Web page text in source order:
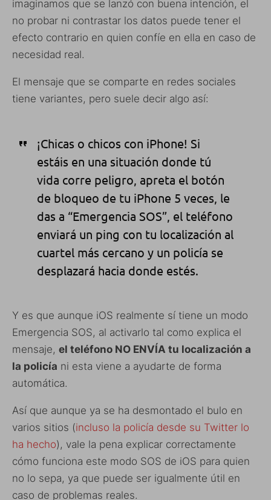
imaginamos que se lanzó con buena intención, el
no probar ni contrastar los datos puede tener el
efecto contrario en quien confíe en ella en caso de
necesidad real.
El mensaje que se comparte en redes sociales
tiene variantes, pero suele decir algo así:
¡Chicas o chicos con iPhone! Si
estáis en una situación donde tú
vida corre peligro, apreta el botón
de bloqueo de tu iPhone 5 veces, le
das a “Emergencia SOS”, el teléfono
enviará un ping con tu localización al
cuartel más cercano y un policía se
desplazará hacia donde estés.
Y es que aunque iOS realmente sí tiene un modo
Emergencia SOS, al activarlo tal como explica el
mensaje, el teléfono NO ENVÍA tu localización a
la policía ni esta viene a ayudarte de forma
automática.
Así que aunque ya se ha desmontado el bulo en
varios sitios (incluso la policía desde su Twitter lo
ha hecho), vale la pena explicar correctamente
cómo funciona este modo SOS de iOS para quien
no lo sepa, ya que puede ser igualmente útil en
caso de problemas reales.